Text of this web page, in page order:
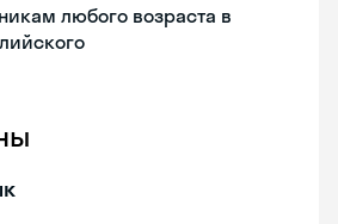
любого возраста в